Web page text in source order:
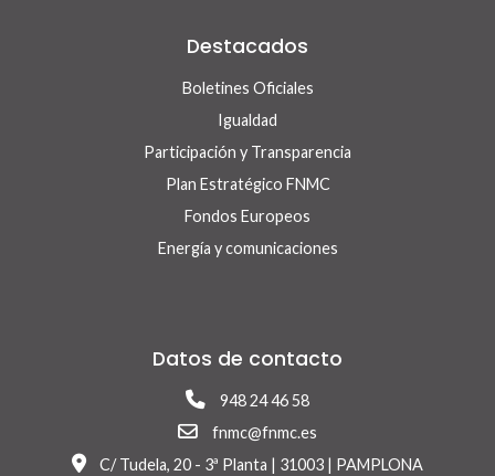
Destacados
Boletines Oficiales
Igualdad
Participación y Transparencia
Plan Estratégico FNMC
Fondos Europeos
Energía y comunicaciones
Datos de contacto
948 24 46 58
fnmc@fnmc.es
C/ Tudela, 20 - 3ª Planta | 31003 | PAMPLONA